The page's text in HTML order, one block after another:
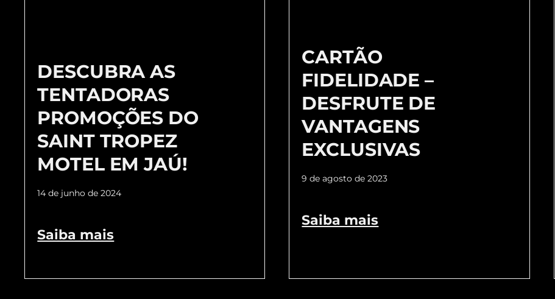
DESCUBRA AS
TENTADORAS
PROMOÇÕES DO
SAINT TROPEZ
MOTEL EM JAÚ!
14 de junho de 2024
Saiba mais
CARTÃO
FIDELIDADE –
DESFRUTE DE
VANTAGENS
EXCLUSIVAS
9 de agosto de 2023
Saiba mais